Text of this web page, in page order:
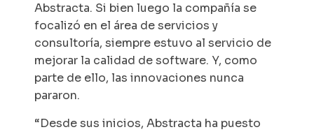
Abstracta. Si bien luego la compañía se
focalizó en el área de servicios y
consultoría, siempre estuvo al servicio de
mejorar la calidad de software. Y, como
parte de ello, las innovaciones nunca
pararon.
“Desde sus inicios, Abstracta ha puesto